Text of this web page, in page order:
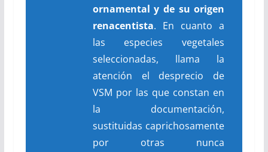
ornamental y de su origen
renacentista. En cuanto a
las especies vegetales
seleccionadas, llama la
atención el desprecio de
VSM por las que constan en
la documentación,
sustituidas caprichosamente
por otras nunca